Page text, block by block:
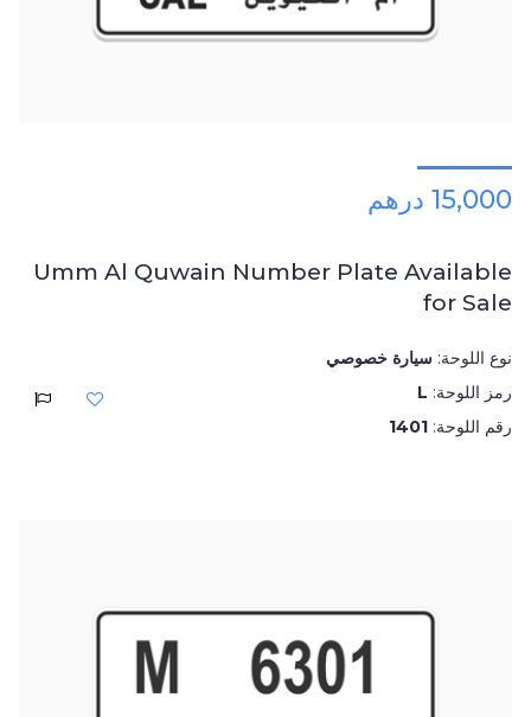
15,000 درهم
Umm Al Quwain Number Plate Available
for Sale
نوع اللوحة: سيارة خصوصي
رمز اللوحة: L
رقم اللوحة: 1401